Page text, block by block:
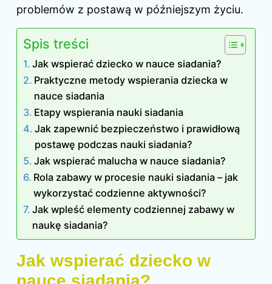
problemów z postawą w późniejszym życiu.
Spis treści
Jak wspierać dziecko w nauce siadania?
Praktyczne metody wspierania dziecka w
nauce siadania
Etapy wspierania nauki siadania
Jak zapewnić bezpieczeństwo i prawidłową
postawę podczas nauki siadania?
Jak wspierać malucha w nauce siadania?
Rola zabawy w procesie nauki siadania – jak
wykorzystać codzienne aktywności?
Jak wpleść elementy codziennej zabawy w
naukę siadania?
Jak wspierać dziecko w